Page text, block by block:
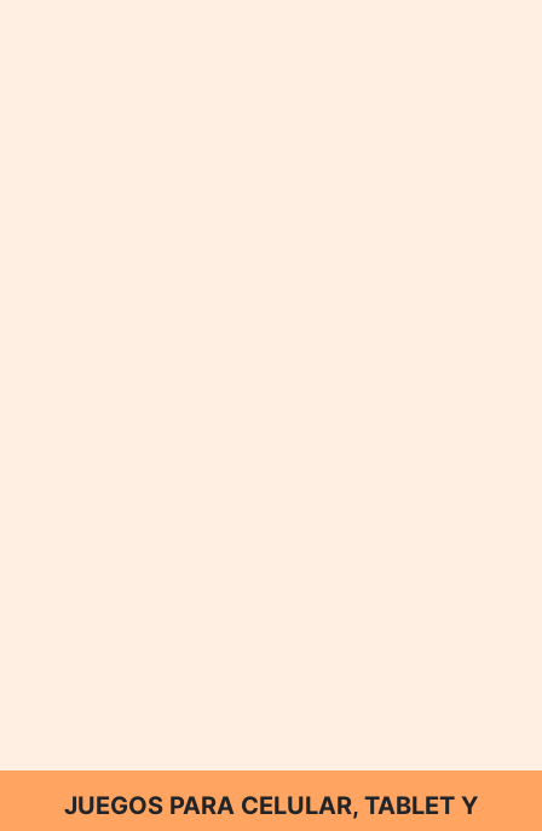
JUEGOS PARA CELULAR, TABLET Y